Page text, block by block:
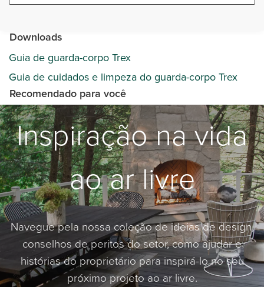
Downloads
Guia de guarda-corpo Trex
Guia de cuidados e limpeza do guarda-corpo Trex
Recomendado para você
Inspiração na vida
ao ar livre
Navegue pela nossa coleção de ideias de design,
conselhos de peritos do setor, como ajudar e
histórias do proprietário para inspirá-lo no seu
próximo projeto ao ar livre.